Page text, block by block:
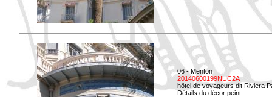
06 - Menton
20140600199NUC2A
hôtel de voyageurs dit Riviera
Détails du décor peint.